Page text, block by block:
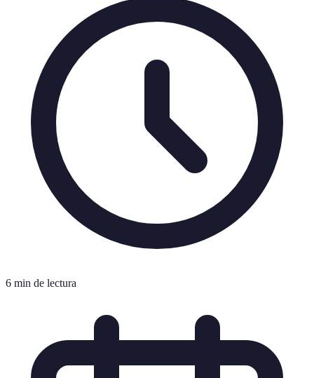
6 min de lectura